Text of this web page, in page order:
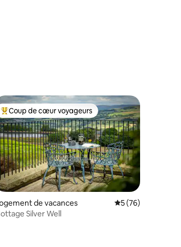
sur la base de 92 commentaires : 4,76 sur 5
Coups de cœur voyageurs les plus appréciés
Coup de cœur voyageurs
de vacances Évaluation
5 (76)
Silver Well